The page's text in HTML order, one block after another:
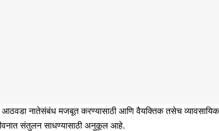
आठवडा नातेसंबंध मजबूत करण्यासाठी आणि वैयक्तिक तसेच व्यावसायिक
संतुलन साधण्यासाठी अनुकूल आहे.